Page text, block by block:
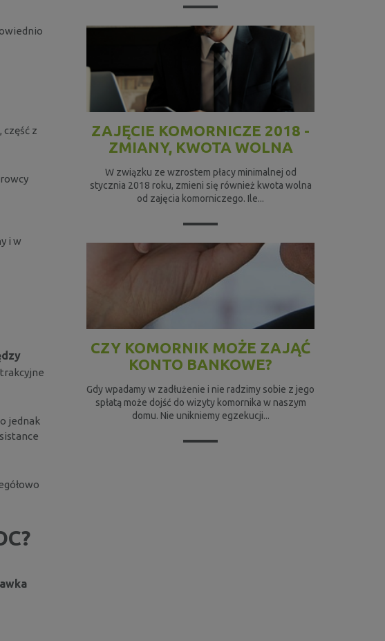
z
i w
jednak
ZAJĘCIE KOMORNICZE 2018 -
ZMIANY, KWOTA WOLNA
W związku ze wzrostem płacy minimalnej od
stycznia 2018 roku, zmieni się również kwota wolna
od zajęcia komorniczego. Ile...
CZY KOMORNIK MOŻE ZAJĄĆ
KONTO BANKOWE?
Gdy wpadamy w zadłużenie i nie radzimy sobie z jego
spłatą może dojść do wizyty komornika w naszym
domu. Nie unikniemy egzekucji...